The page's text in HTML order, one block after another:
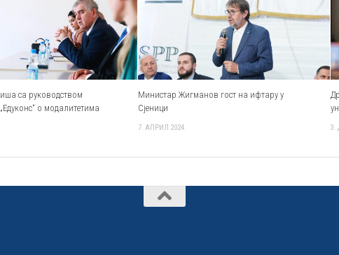
са руководством
о модалитетима
Министар Жигманов гост на ифтару у
Сјеници
7. АПРИЛ 2024. 3.